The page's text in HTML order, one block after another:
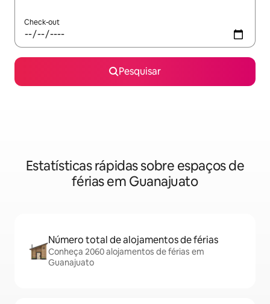
Check-out
Pesquisar
Estatísticas rápidas sobre espaços de
férias em Guanajuato
Número total de alojamentos de férias
Conheça 2060 alojamentos de férias em
Guanajuato